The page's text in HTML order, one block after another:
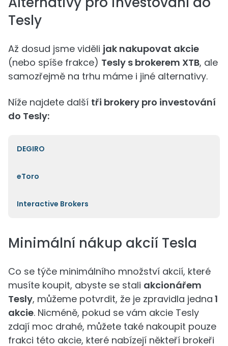
Tesly
Až dosud jsme viděli jak nakupovat akcie
(nebo spíše frakce) Tesly s brokerem XTB, ale
samozřejmě na trhu máme i jiné alternativy.
Níže najdete další tři brokery pro investování
do Tesly:
DEGIRO
eToro
Interactive Brokers
Minimální nákup akcií Tesla
Co se týče minimálního množství akcií, které
musíte koupit, abyste se stali akcionářem
Tesly, můžeme potvrdit, že je zpravidla jedna 1
akcie. Nicméně, pokud se vám akcie Tesly
zdají moc drahé, můžete také nakoupit pouze
frakci této akcie, které nabízejí někteří brokeři